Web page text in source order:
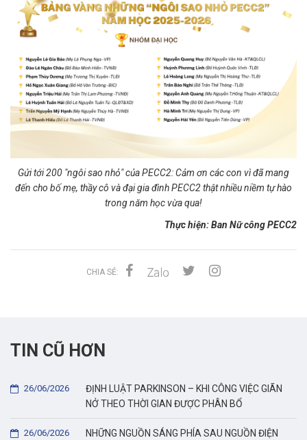
Gửi tới 200 "ngôi sao nhỏ" của PECC2: Cảm ơn các con vì đã mang
đến cho bố mẹ, thầy cô và đại gia đình PECC2 thật nhiều niềm tự hào
trong năm học vừa qua!
Thực hiện: Ban Nữ công PECC2
CHIA SẺ:
TIN CŨ HƠN
ĐỊNH LUẬT PARKINSON – KHI CÔNG VIỆC GIÃN
NỞ THEO THỜI GIAN ĐƯỢC PHÂN BỔ
26/06/2026
NHỮNG NGUỒN SÁNG PHÍA SAU NGUỒN ĐIỆN
26/06/2026